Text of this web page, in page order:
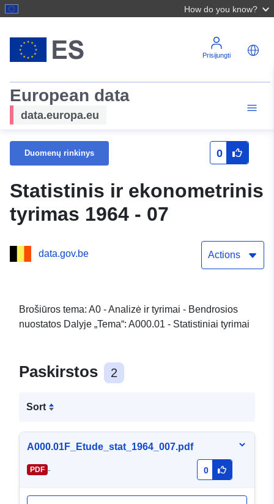
How do you know?
Prisijungti
European data
data.europa.eu
Duomenų rinkinys 0
Statistinis ir ekonometrinis
tyrimas 1964 - 07
data.gov.be Actions
Brošiūros tema: A0 - Analizė ir tyrimai - Bendrosios
nuostatos Dalyje „Tema“: A000.01 - Statistiniai tyrimai
Paskirstos 2
Sort
A000.01F_Etude_stat_1964_007.pdf
PDF - 0